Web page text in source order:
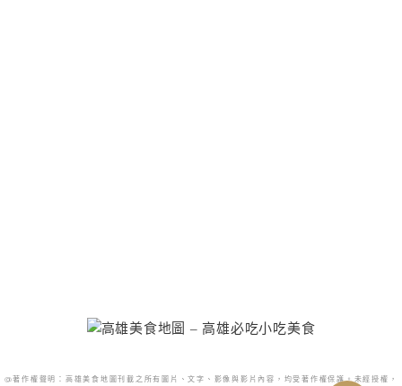
@著作權聲明：高雄美食地圖刊載之所有圖片、文字、影像與影片內容，均受著作權保護。未經授權，